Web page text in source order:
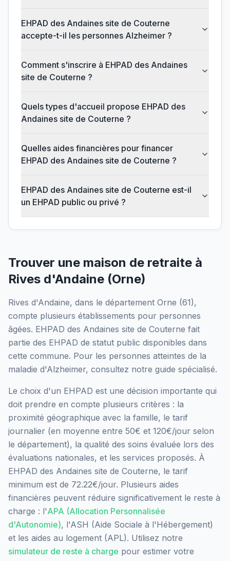
EHPAD des Andaines site de Couterne
accepte-t-il les personnes Alzheimer ?
Comment s'inscrire à EHPAD des Andaines
site de Couterne ?
Quels types d'accueil propose EHPAD des
Andaines site de Couterne ?
Quelles aides financières pour financer
EHPAD des Andaines site de Couterne ?
EHPAD des Andaines site de Couterne est-il
un EHPAD public ou privé ?
Trouver une maison de retraite à
Rives d'Andaine (Orne)
Rives d'Andaine, dans le département Orne (61),
compte plusieurs établissements pour personnes
âgées. EHPAD des Andaines site de Couterne fait
partie des EHPAD de statut public disponibles dans
cette commune. Pour les personnes atteintes de la
maladie d'Alzheimer, consultez notre guide spécialisé.
Le choix d'un EHPAD est une décision importante qui
doit prendre en compte plusieurs critères : la
proximité géographique avec la famille, le tarif
journalier (en moyenne entre 50€ et 120€/jour selon
le département), la qualité des soins évaluée lors des
évaluations nationales, et les services proposés. À
EHPAD des Andaines site de Couterne, le tarif
minimum est de 72.22€/jour. Plusieurs aides
financières peuvent réduire significativement le reste à
charge : l'APA (Allocation Personnalisée
d'Autonomie), l'ASH (Aide Sociale à l'Hébergement)
et les aides au logement (APL). Utilisez notre
simulateur de reste à charge pour estimer votre